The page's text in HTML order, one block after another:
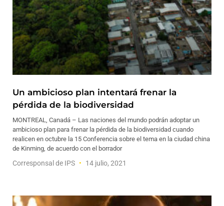
Un ambicioso plan intentará frenar la
pérdida de la biodiversidad
MONTREAL, Canadá – Las naciones del mundo podrán adoptar un
ambicioso plan para frenar la pérdida de la biodiversidad cuando
realicen en octubre la 15 Conferencia sobre el tema en la ciudad china
de Kinming, de acuerdo con el borrador
Corresponsal de IPS 14 julio, 2021